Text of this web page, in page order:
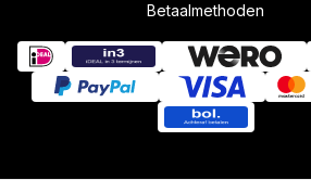
Betaalmethoden